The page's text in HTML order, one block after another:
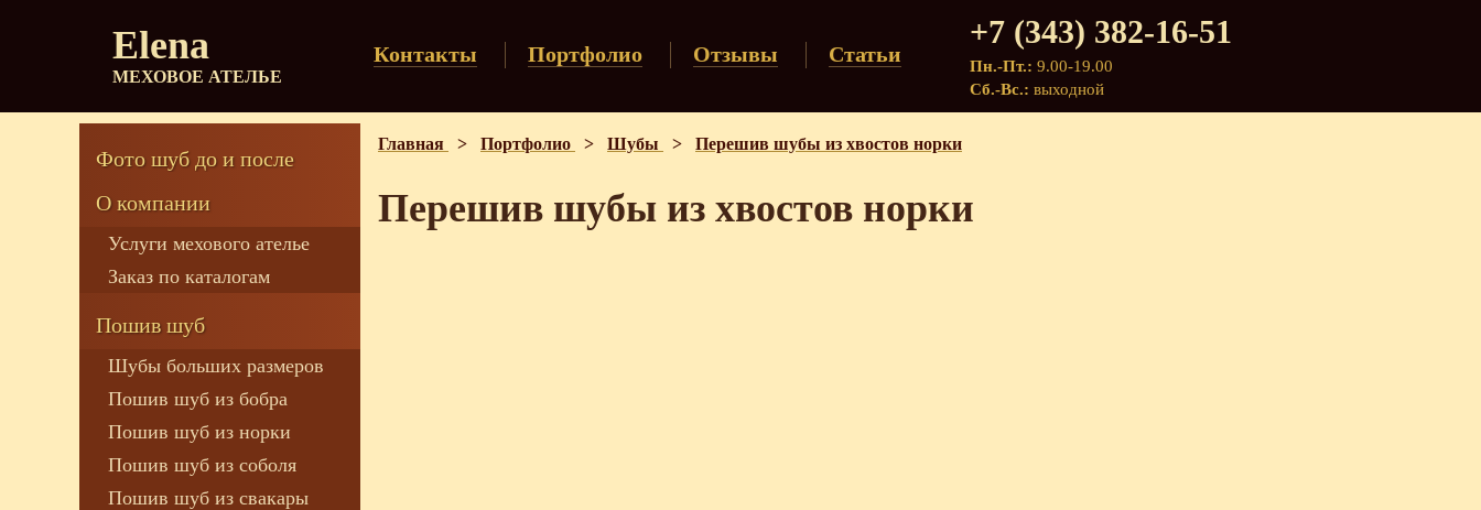
Elena
МЕХОВОЕ АТЕЛЬЕ
+7 (343) 382-16-51
Пн.-Пт.: 9.00-19.00
Сб.-Вс.: выходной
Контакты Портфолио Отзывы Статьи
Фото шуб до и после
О компании
Услуги мехового ателье
Заказ по каталогам
Пошив шуб
Шубы больших размеров
Пошив шуб из бобра
Пошив шуб из норки
Пошив шуб из соболя
Пошив шуб из свакары
Главная > Портфолио > Шубы > Перешив шубы из хвостов норки
Перешив шубы из хвостов норки